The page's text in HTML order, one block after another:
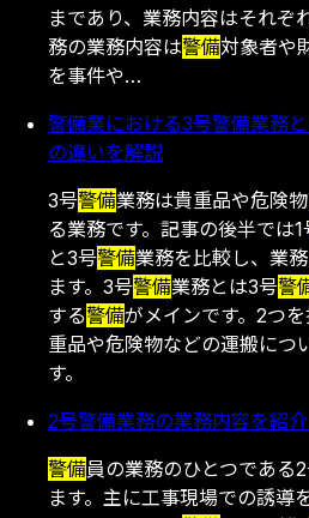
まであり、業務内容はそれぞ
務の業務内容は警備対象者や
を事件や…
警備業における3号警備業務
の違いを解説
3号警備業務は貴重品や危険
る業務です。記事の後半では1
と3号警備業務を比較し、業
ます。3号警備業務とは3号警
する警備がメインです。2つ
重品や危険物などの運搬につ
す。
2号警備業務の業務内容を紹介
警備員の業務のひとつである
ます。主に工事現場での誘導